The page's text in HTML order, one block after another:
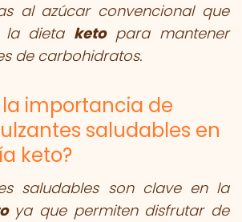
al azúcar convencional que
la dieta ketopara mantener
de carbohidratos.
la importancia de
saludables en
keto?
saludables son clave en la
ya que permiten disfrutar de